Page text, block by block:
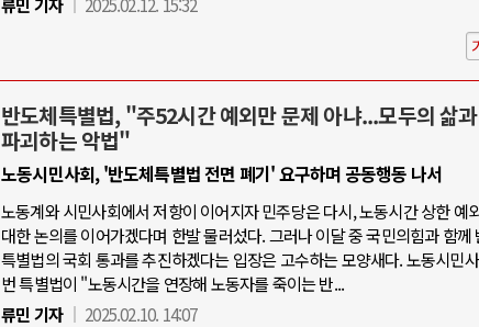
반도체특별법, "주52시간 예외만 문제 아냐...모두의 삶
파괴하는 악법"
노동시민사회, '반도체특별법 전면 폐기' 요구하며 공동행동 나서
노동계와 시민사회에서 저항이 이어지자 민주당은 다시, 노동시간 상한 예
대한 논의를 이어가겠다며 한발 물러섰다. 그러나 이달 중 국민의힘과 함께
특별법의 국회 통과를 추진하겠다는 입장은 고수하는 모양새다. 노동시민
번 특별법이 "노동시간을 연장해 노동자를 죽이는 반...
류민 기자
2025.02.10. 14:07